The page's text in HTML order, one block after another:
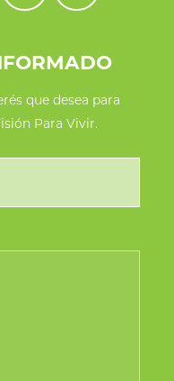
que desea para
Para Vivir.